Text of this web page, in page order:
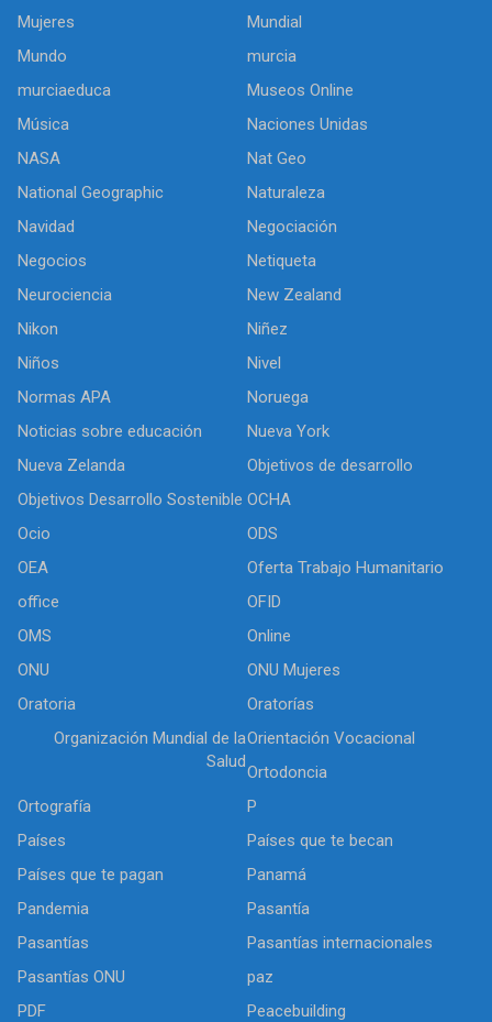
Mujeres
Mundial
Mundo
murcia
murciaeduca
Museos Online
Música
Naciones Unidas
NASA
Nat Geo
National Geographic
Naturaleza
Navidad
Negociación
Negocios
Netiqueta
Neurociencia
New Zealand
Nikon
Niñez
Niños
Nivel
Normas APA
Noruega
Noticias sobre educación
Nueva York
Nueva Zelanda
Objetivos de desarrollo
Objetivos Desarrollo Sostenible OCHA
Ocio
ODS
OEA
Oferta Trabajo Humanitario
office
OFID
OMS
Online
ONU
ONU Mujeres
Oratoria
Oratorías
Organización Mundial de la
Salud
Orientación Vocacional
Ortodoncia
Ortografía
P
Países
Países que te becan
Países que te pagan
Panamá
Pandemia
Pasantía
Pasantías
Pasantías internacionales
Pasantías ONU
paz
PDF
Peacebuilding